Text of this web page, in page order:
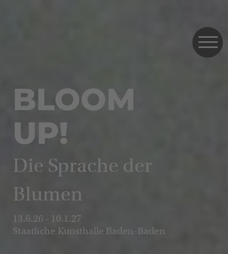
BLOOM
UP!
Die Sprache der
Blumen
13.6.26 - 10.1.27
Staatliche Kunsthalle Baden-Baden